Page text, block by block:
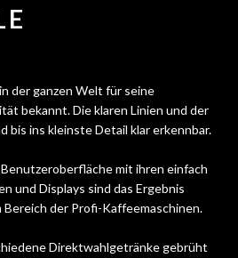
der ganzen Welt für seine
bekannt. Die klaren Linien und der
bis ins kleinste Detail klar erkennbar.
mit ihren einfach
und Displays sind das Ergebnis
Bereich der Profi-Kaffeemaschinen.
Direktwahlgetränke gebrüht